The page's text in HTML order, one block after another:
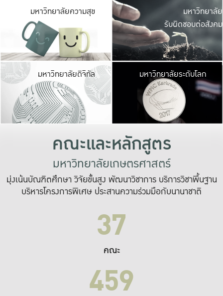
มหาวิทยาลัยความสุข มหาวิ
ค
เปิดประ
และพบเรื่องราวใ
มหาวิทยาลัย
รับผิดชอบต่อสังคม
มหาวิทยาลัยดิจิทัล มหาวิ
เปลี่ยนแปลง แล
เพื่อทำง
ระบบสารสนเทศ
มหาวิทยาลัยระดับโลก
คณะและหลักสูตร
มหาวิทยาลัยเกษตรศาสตร์
มุ่งเน้นบัณฑิตศึกษา วิจัยขั้นสูง พัฒนาวิชาการ บริการวิชาพื้นฐาน
บริหารโครงการพิเศษ ประสานความร่วมมือกับนานาชาติ
37
คณะ
459